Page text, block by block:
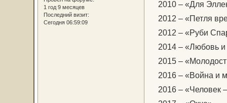
1 год 9 месяцев
Последний визит:
Сегодня 06:59:09
2010 – «Для
2012 – «Петля
2012 – «Руби
2014 – «Любовь и
2015 –
2016 – «Война и
2016 – «Человек